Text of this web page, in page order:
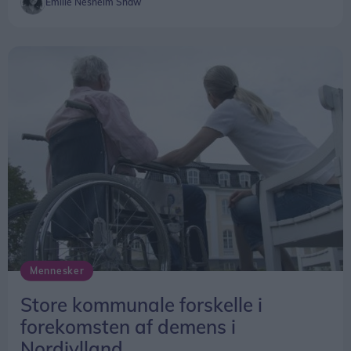
Ranks og Simon Red på programmet til Aalborg
Klokken 20 er der gratis koncert med Klumben &
Raske Penge.
Hele dagen vil der desuden være live painting og
musik fra DJs Devious og Lefthandright.
Slutter med loppemarked
Søndag 16. august bliver tempoet skruet lidt ned,
når festivalens sidste dag står i loppemarkedets
tegn.Mennesker
Store kommunale forskelle i
forekomsten af demens i